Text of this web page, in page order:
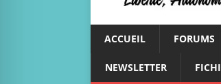
ACCUEIL FORUMS
NEWSLETTER